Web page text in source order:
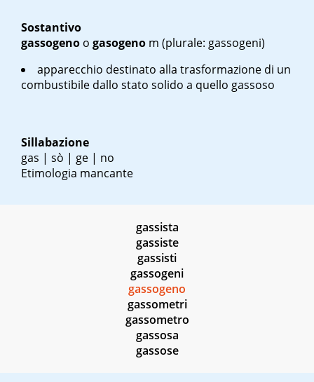
Sostantivo
gassogeno o gasogeno m (plurale: gassogeni)
apparecchio destinato alla trasformazione di un
combustibile dallo stato solido a quello gassoso
Sillabazione
gas | sò | ge | no
Etimologia mancante
gassista
gassiste
gassisti
gassogeni
gassogeno
gassometri
gassometro
gassosa
gassose